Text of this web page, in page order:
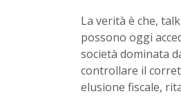
La verità è che,
possono oggi
società dominata
controllare il
elusione fiscale,